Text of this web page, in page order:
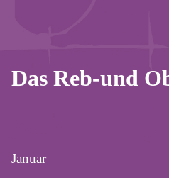
Das Reb-und
Januar